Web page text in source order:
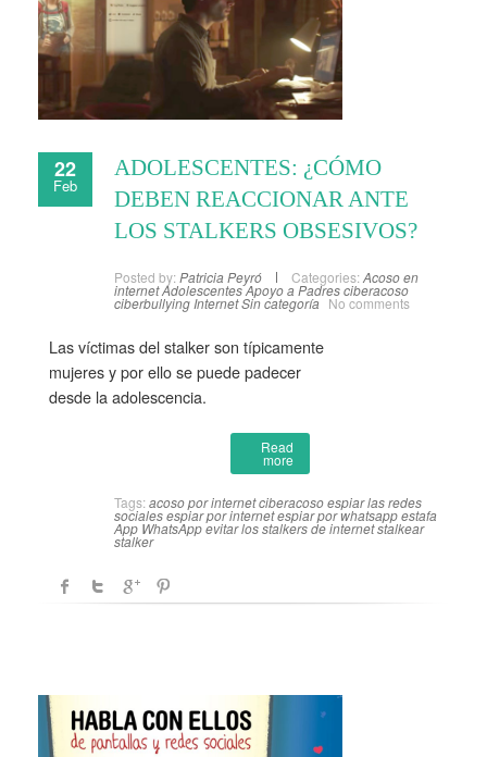
22
Feb
ADOLESCENTES: ¿CÓMO
DEBEN REACCIONAR ANTE
LOS STALKERS OBSESIVOS?
Posted by: Patricia Peyró Categories: Acoso en
internetAdolescentesApoyo a Padresciberacoso
ciberbullying InternetSin categoría No comments
Las víctimas del stalker son típicamente
mujeres y por ello se puede padecer
desde la adolescencia.
Read
more
Tags: acoso por internetciberacosoespiar las redes
socialesespiar por internetespiar por whatsappestafa
App WhatsAppevitar los stalkers de internetstalkear
stalker